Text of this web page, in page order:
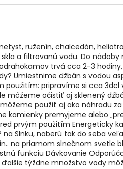
ruženín, chalcedón, heliotrop
a filtrovanú vodu. Do
trvá cca 2-3
Umiestnime džbán s vodou
použitím: pripravíme si cca
môžeme očistiť aj sklenený
použiť aj ako náhradu
kamienky premyjeme alebo
prvým použitím Energeticky
Slnku, naberú tak do seba
na priamom slnečnom svetle
funkciu Dávkovanie
týždne množstvo vody